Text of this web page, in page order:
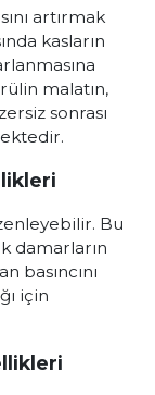
artırmak
kasların
malatın,
sonrası
Bu
damarların
basıncını
için